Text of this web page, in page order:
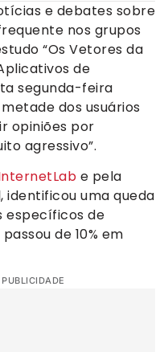
e debates sobre
nos grupos
“Os Vetores da
de
segunda-feira
dos usuários
opiniões por
agressivo”.
e pela
identificou uma queda
específicos de
de 10% em